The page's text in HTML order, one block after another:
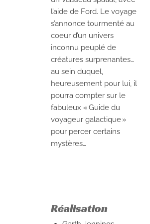
l’aide de Ford. Le voyage
s’annonce tourmenté au
coeur d’un univers
inconnu peuplé de
créatures surprenantes…
au sein duquel,
heureusement pour lui, il
pourra compter sur le
fabuleux « Guide du
voyageur galactique »
pour percer certains
mystères…
Réalisation